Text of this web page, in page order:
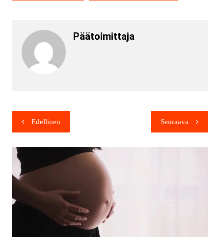
Päätoimittaja
Edellinen Seuraava